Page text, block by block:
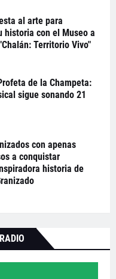
al arte para
historia con el Museo a
Territorio Vivo"
de la Champeta:
sigue sonando 21
con apenas
a conquistar
historia de